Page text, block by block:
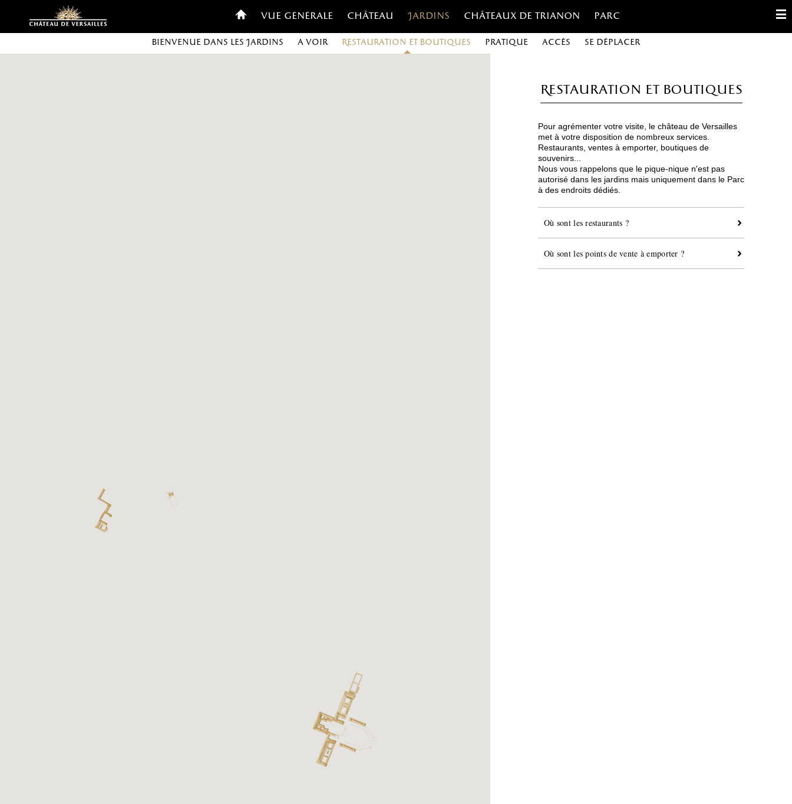
Vue générale Château Jardins Châteaux de trianon Parc
Bienvenue dans les Jardins A voir Restauration et boutiques Pratique Accès Se déplacer
Español
Gestion des cookies
Restauration et boutiques
Pour agrémenter votre visite, le château de Versailles
met à votre disposition de nombreux services.
Restaurants, ventes à emporter, boutiques de
souvenirs...
Nous vous rappelons que le pique-nique n'est pas
autorisé dans les jardins mais uniquement dans le Parc
à des endroits dédiés.
Où sont les restaurants ?
Où sont les points de vente à emporter ?
Personnaliser les cookies